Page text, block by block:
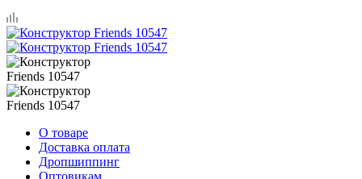
О товаре
Доставка оплата
Дропшиппинг
Оптовикам